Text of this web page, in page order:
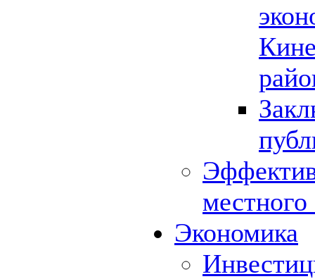
Экономика